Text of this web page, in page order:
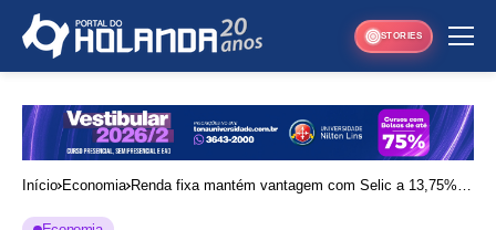
STORIES
Início Economia Renda fixa mantém vantagem com Selic a 13,75%,